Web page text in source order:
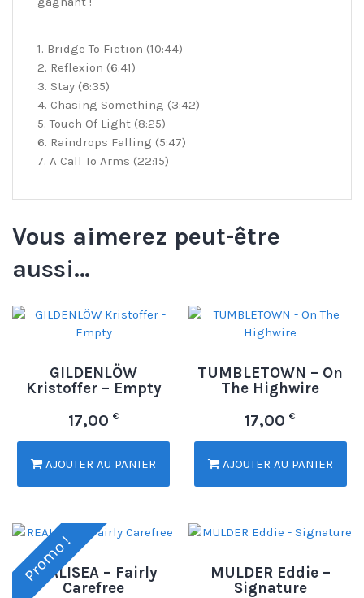
1. Bridge To Fiction (10:44)
2. Reflexion (6:41)
3. Stay (6:35)
4. Chasing Something (3:42)
5. Touch Of Light (8:25)
6. Raindrops Falling (5:47)
7. A Call To Arms (22:15)
Vous aimerez peut-être
aussi…
GILDENLÖW
Kristoffer – Empty
17,00 €
AJOUTER AU PANIER
TUMBLETOWN – On
The Highwire
17,00€
AJOUTER AU PANIER
Promo !
REALISEA – Fairly
Carefree
MULDER Eddie –
Signature